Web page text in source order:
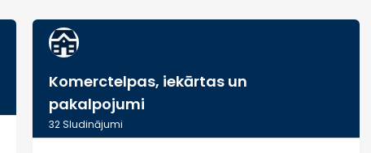
Komerctelpas, iekārtas un
pakalpojumi
32Sludinājumi